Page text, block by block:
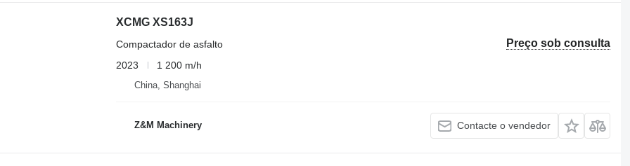
XCMG XS163J
Preço sob consulta
Compactador de asfalto
2023
1 200 m/h
China, Shanghai
Z&M Machinery Contacte o vendedor